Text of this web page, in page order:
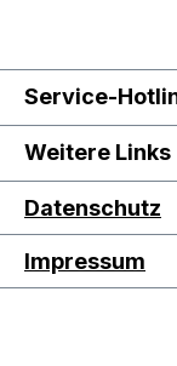
Service-
Weitere Links
Datenschutz
Impressum